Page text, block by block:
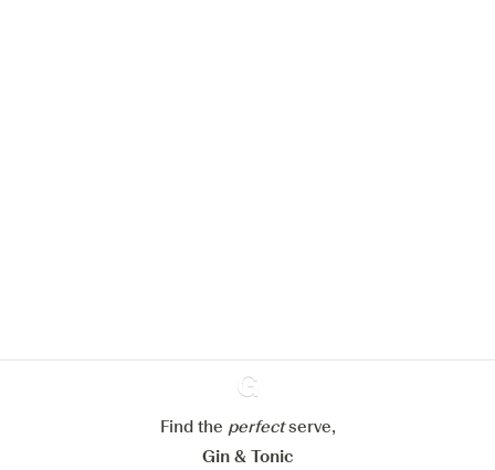
Ginventory
Find the perfectserve,
Gin & Tonic